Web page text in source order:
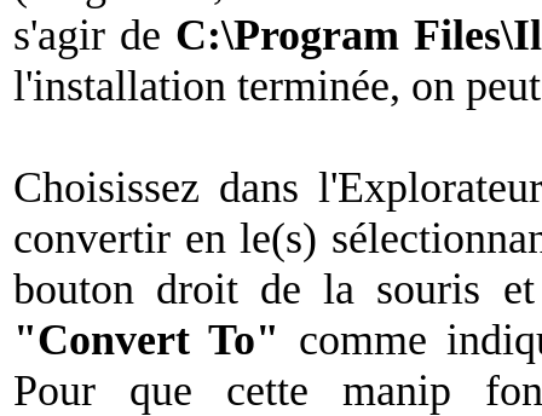
s'agir de C:\Program
l'installation terminée, on
Choisissez dans
convertir en le(s)
bouton droit de la souris
"Convert To" comme
Pour que cette manip